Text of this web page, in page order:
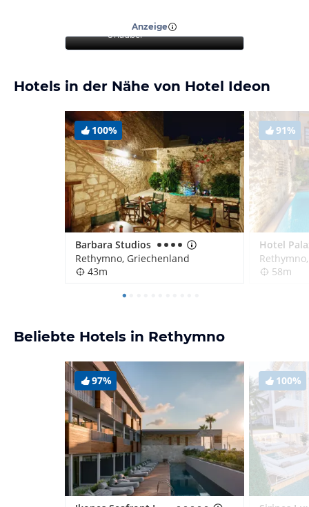
Anzeige
Urlauber
Hotels in der Nähe von Hotel Ideon
100%
Barbara Studios
Rethymno, Griechenland
43m
91%
58m
Beliebte Hotels in Rethymno
97% 100%